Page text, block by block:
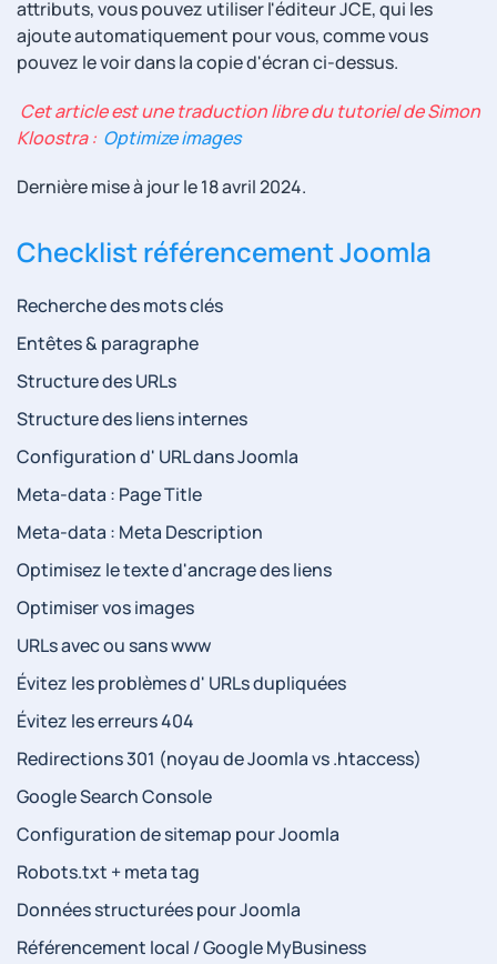
attributs, vous pouvez utiliser l'éditeur JCE, qui les
ajoute automatiquement pour vous, comme vous
pouvez le voir dans la copie d'écran ci-dessus.
Cet article est une traduction libre du tutoriel de Simon
Kloostra : Optimize images
Dernière mise à jour le18 avril 2024.
Checklist référencement Joomla
Recherche des mots clés
Entêtes & paragraphe
Structure des URLs
Structure des liens internes
Configuration d' URL dans Joomla
Meta-data : Page Title
Meta-data : Meta Description
Optimisez le texte d'ancrage des liens
Optimiser vos images
URLs avec ou sans www
Évitez les problèmes d' URLs dupliquées
Évitez les erreurs 404
Redirections 301 (noyau de Joomla vs .htaccess)
Google Search Console
Configuration de sitemap pour Joomla
Robots.txt + meta tag
Données structurées pour Joomla
Référencement local / Google MyBusiness